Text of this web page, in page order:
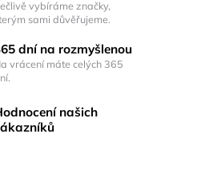
vybíráme značky,
sami důvěřujeme.
dní na rozmyšlenou
vrácení máte celých 365
našich